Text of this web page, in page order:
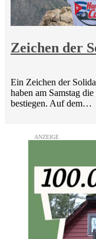
Zeichen der
Ein Zeichen der
haben am Samstag
bestiegen. Auf dem…